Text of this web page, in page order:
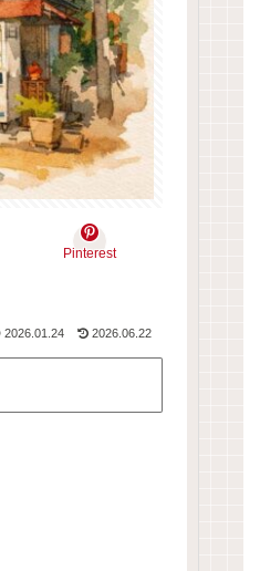
Pinterest
2026.01.24 2026.06.22